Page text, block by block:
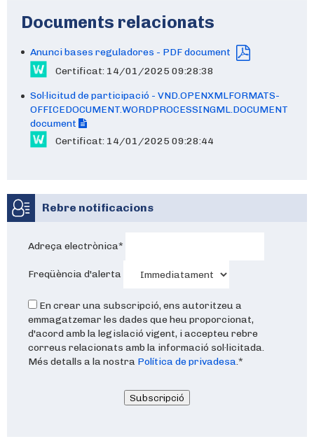
Documents relacionats
Anunci bases reguladores - PDF document
Certificat: 14/01/2025 09:28:38
Sol·licitud de participació - VND.OPENXMLFORMATS-
OFFICEDOCUMENT.WORDPROCESSINGML.DOCUMENT
document
Certificat: 14/01/2025 09:28:44
Rebre notificacions
Adreça electrònica*
Freqüència d'alerta
En crear una subscripció, ens autoritzeu a
emmagatzemar les dades que heu proporcionat,
d'acord amb la legislació vigent, i accepteu rebre
correus relacionats amb la informació sol·licitada.
Més detalls a la nostra Política de privadesa.*
Subscripció